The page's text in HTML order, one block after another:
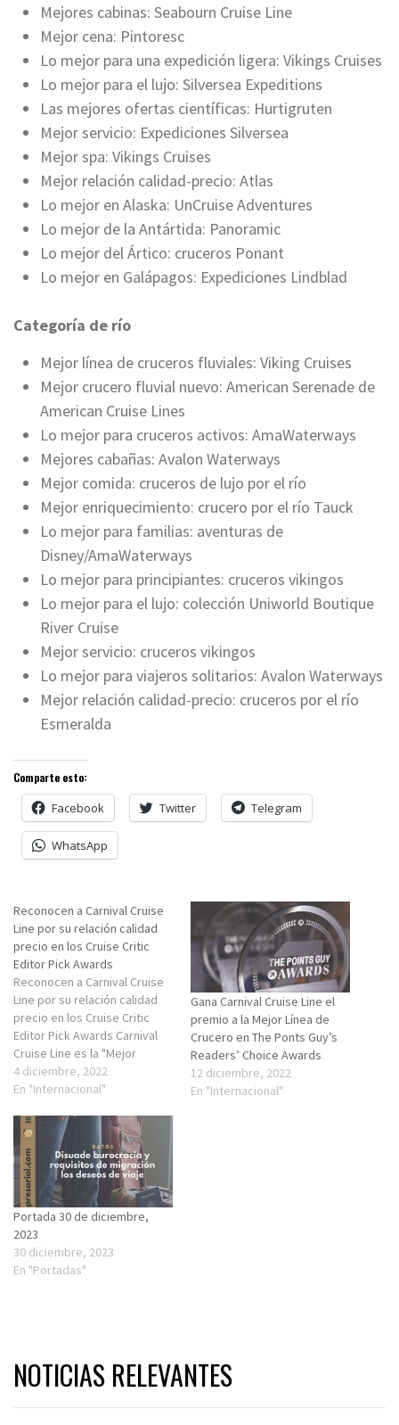
Mejores cabinas: Seabourn Cruise Line
Mejor cena: Pintoresc
Lo mejor para una expedición ligera: Vikings Cruises
Lo mejor para el lujo: Silversea Expeditions
Las mejores ofertas científicas: Hurtigruten
Mejor servicio: Expediciones Silversea
Mejor spa: Vikings Cruises
Mejor relación calidad-precio: Atlas
Lo mejor en Alaska: UnCruise Adventures
Lo mejor de la Antártida: Panoramic
Lo mejor del Ártico: cruceros Ponant
Lo mejor en Galápagos: Expediciones Lindblad
Categoría de río
Mejor línea de cruceros fluviales: Viking Cruises
Mejor crucero fluvial nuevo: American Serenade de
American Cruise Lines
Lo mejor para cruceros activos: AmaWaterways
Mejores cabañas: Avalon Waterways
Mejor comida: cruceros de lujo por el río
Mejor enriquecimiento: crucero por el río Tauck
Lo mejor para familias: aventuras de
Disney/AmaWaterways
Lo mejor para principiantes: cruceros vikingos
Lo mejor para el lujo: colección Uniworld Boutique
River Cruise
Mejor servicio: cruceros vikingos
Lo mejor para viajeros solitarios: Avalon Waterways
Mejor relación calidad-precio: cruceros por el río
Esmeralda
Comparte esto:
Facebook Twitter Telegram
WhatsApp
Reconocen a Carnival Cruise
Line por su relación calidad
precio en los Cruise Critic
Editor Pick Awards
Reconocen a Carnival Cruise
Line por su relación calidad
precio en los Cruise Critic
Editor Pick Awards Carnival
Cruise Line es la "Mejor
relación calidad-precio" en la
categoría Océano de los
Pick Awards para 2022. “La
marca registrada de un
crucero Carnival es una
experiencia divertida…
4 diciembre, 2022
En "Internacional"
Gana Carnival Cruise Line el
premio a la Mejor Línea de
Crucero en The Ponts Guy’s
Readers’ Choice Awards
12 diciembre, 2022
En "Internacional"
Portada 30 de diciembre,
2023
30 diciembre, 2023
En "Portadas"
NOTICIAS RELEVANTES